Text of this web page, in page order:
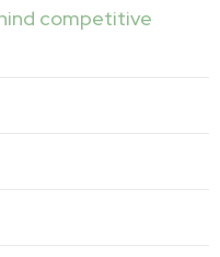
competitive